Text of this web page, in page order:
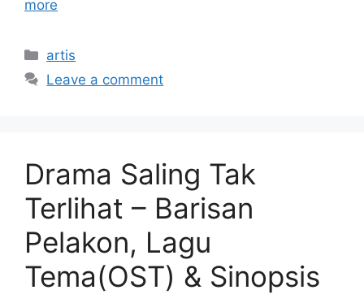
more
Categories
artis
Leave a comment
Drama Saling Tak
Terlihat – Barisan
Pelakon, Lagu
Tema(OST) & Sinopsis